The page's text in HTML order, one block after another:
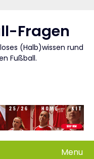
Fragen
(Halb)wissen rund
Fußball.
Menu